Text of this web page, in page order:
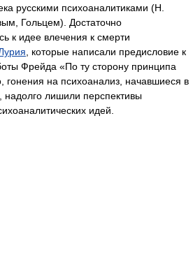
русскими психоаналитиками (Н.
Гольцем). Достаточно
к идее влечения к смерти
, которые написали предисловие к
Фрейда «По ту сторону принципа
гонения на психоанализ, начавшиеся в
лишили перспективы
идей.